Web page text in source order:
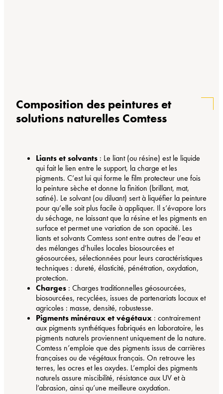
Composition des peintures et
solutions naturelles Comtess
Liants et solvants : Le liant (ou résine) est le liquide
qui fait le lien entre le support, la charge et les
pigments. C’est lui qui forme le film protecteur une fois
la peinture sèche et donne la finition (brillant, mat,
satiné). Le solvant (ou diluant) sert à liquéfier la peinture
pour qu’elle soit plus facile à appliquer. Il s’évapore lors
du séchage, ne laissant que la résine et les pigments en
surface et permet une variation de son opacité. Les
liants et solvants Comtess sont entre autres de l’eau et
des mélanges d’huiles locales biosourcées et
géosourcées, sélectionnées pour leurs caractéristiques
techniques : dureté, élasticité, pénétration, oxydation,
protection.
Charges : Charges traditionnelles géosourcées,
biosourcées, recyclées, issues de partenariats locaux et
agricoles : masse, densité, robustesse.
Pigments minéraux et végétaux : contrairement
aux pigments synthétiques fabriqués en laboratoire, les
pigments naturels proviennent uniquement de la nature.
Comtess n’emploie que des pigments issus de carrières
françaises ou de végétaux français. On retrouve les
terres, les ocres et les oxydes. L’emploi des pigments
naturels assure miscibilité, résistance aux UV et à
l’abrasion, ainsi qu’une meilleure oxydation.